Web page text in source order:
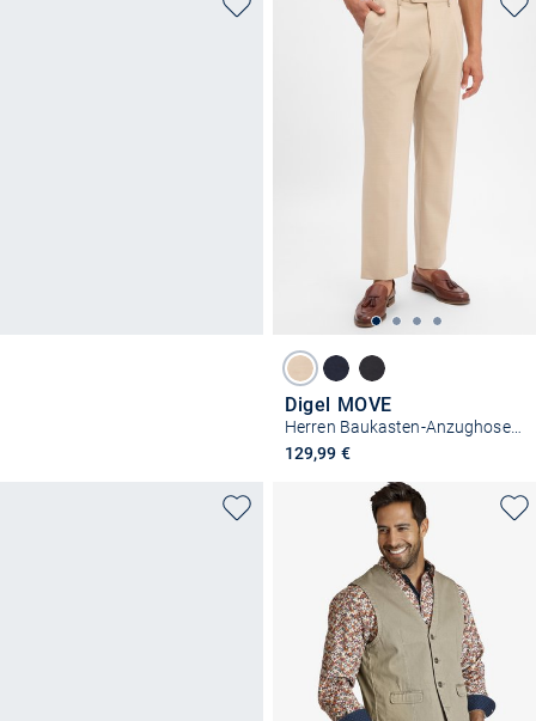
Digel MOVE
Herren Baukasten-Anzughose mit Schurwoll-Anteil - Bert
129,99 €